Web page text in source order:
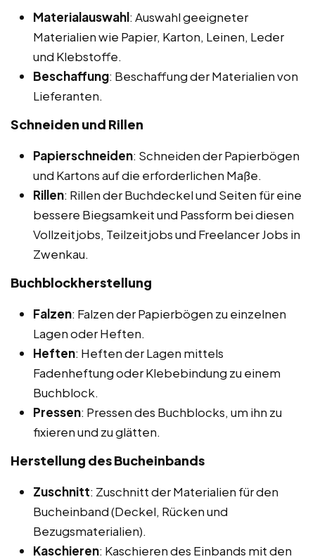
Materialauswahl: Auswahl geeigneter
Materialien wie Papier, Karton, Leinen, Leder
und Klebstoffe.
Beschaffung: Beschaffung der Materialien von
Lieferanten.
Schneiden und Rillen
Papierschneiden: Schneiden der Papierbögen
und Kartons auf die erforderlichen Maße.
Rillen: Rillen der Buchdeckel und Seiten für eine
bessere Biegsamkeit und Passform bei diesen
Vollzeitjobs, Teilzeitjobs und Freelancer Jobs in
Zwenkau.
Buchblockherstellung
Falzen: Falzen der Papierbögen zu einzelnen
Lagen oder Heften.
Heften: Heften der Lagen mittels
Fadenheftung oder Klebebindung zu einem
Buchblock.
Pressen: Pressen des Buchblocks, um ihn zu
fixieren und zu glätten.
Herstellung des Bucheinbands
Zuschnitt: Zuschnitt der Materialien für den
Bucheinband (Deckel, Rücken und
Bezugsmaterialien).
Kaschieren: Kaschieren des Einbands mit den